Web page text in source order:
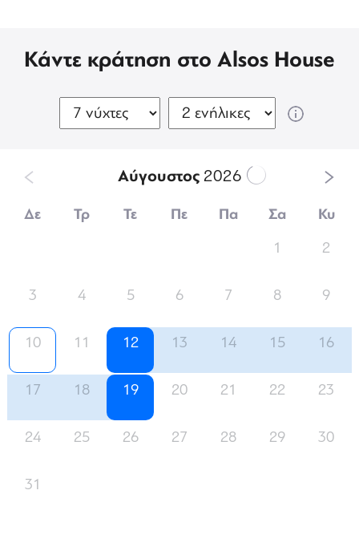
Κάντε κράτηση στο Alsos House
Αύγουστος2026
Δε Τρ Τε Πε Πα Σα
Κυ
1
2
3 4 5 6 7 8 9
10 11 12 13 14 15 16
17 18 19 20 21 22 23
24 25 26 27 28 29 30
31